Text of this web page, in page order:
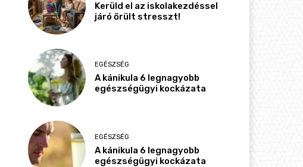
Kerüld el az iskolakezdéssel
járó őrült stresszt!
EGÉSZSÉG
A kánikula 6 legnagyobb
egészségügyi kockázata
EGÉSZSÉG
A kánikula 6 legnagyobb
egészségügyi kockázata